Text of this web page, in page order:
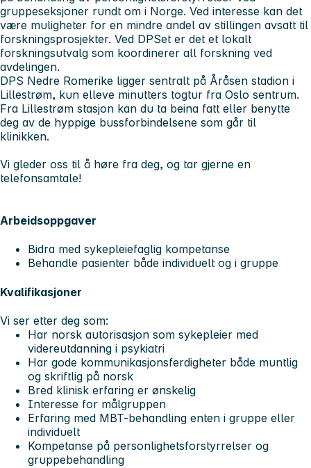
gruppeseksjoner rundt om i Norge. Ved interesse kan det
være muligheter for en mindre andel av stillingen avsatt til
forskningsprosjekter. Ved DPSet er det et lokalt
forskningsutvalg som koordinerer all forskning ved
avdelingen.
DPS Nedre Romerike ligger sentralt på Åråsen stadion i
Lillestrøm, kun elleve minutters togtur fra Oslo sentrum.
Fra Lillestrøm stasjon kan du ta beina fatt eller benytte
deg av de hyppige bussforbindelsene som går til
klinikken.
Vi gleder oss til å høre fra deg, og tar gjerne en
telefonsamtale!
Arbeidsoppgaver
Bidra med sykepleiefaglig kompetanse
Behandle pasienter både individuelt og i gruppe
Kvalifikasjoner
Vi ser etter deg som:
Har norsk autorisasjon som sykepleier med
videreutdanning i psykiatri
Har gode kommunikasjonsferdigheter både muntlig
og skriftlig på norsk
Bred klinisk erfaring er ønskelig
Interesse for målgruppen
Erfaring med MBT-behandling enten i gruppe eller
individuelt
Kompetanse på personlighetsforstyrrelser og
gruppebehandling